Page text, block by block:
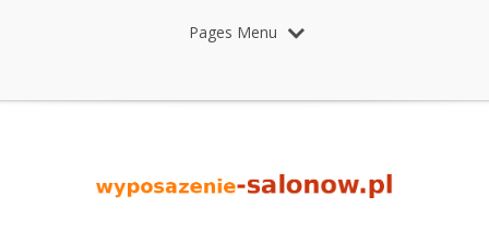
Pages Menu